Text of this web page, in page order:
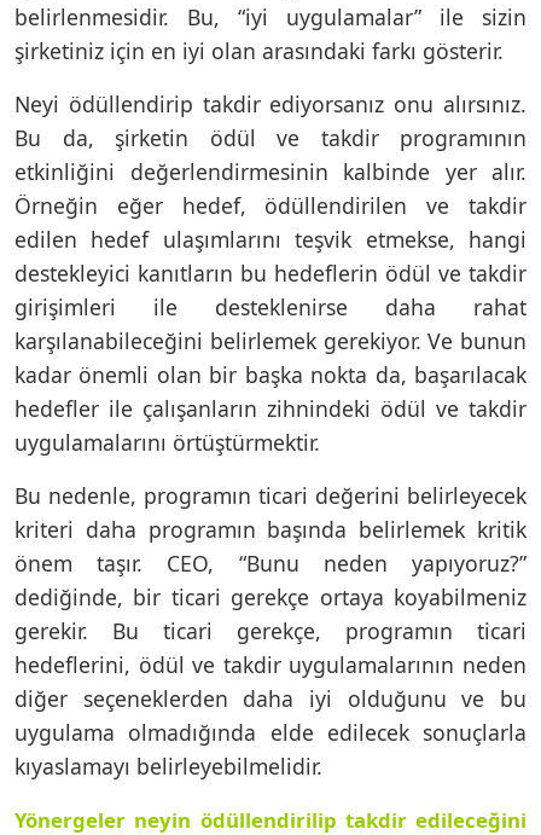
belirlenmesidir. Bu, “iyi uygulamalar” ile sizin
şirketiniz için en iyi olan arasındaki farkı gösterir.
Neyi ödüllendirip takdir ediyorsanız onu alırsınız.
Bu da, şirketin ödül ve takdir programının
etkinliğini değerlendirmesinin kalbinde yer alır.
Örneğin eğer hedef, ödüllendirilen ve takdir
edilen hedef ulaşımlarını teşvik etmekse, hangi
destekleyici kanıtların bu hedeflerin ödül ve takdir
girişimleri ile desteklenirse daha rahat
karşılanabileceğini belirlemek gerekiyor. Ve bunun
kadar önemli olan bir başka nokta da, başarılacak
hedefler ile çalışanların zihnindeki ödül ve takdir
uygulamalarını örtüştürmektir.
Bu nedenle, programın ticari değerini belirleyecek
kriteri daha programın başında belirlemek kritik
önem taşır. CEO, “Bunu neden yapıyoruz?”
dediğinde, bir ticari gerekçe ortaya koyabilmeniz
gerekir. Bu ticari gerekçe, programın ticari
hedeflerini, ödül ve takdir uygulamalarının neden
diğer seçeneklerden daha iyi olduğunu ve bu
uygulama olmadığında elde edilecek sonuçlarla
kıyaslamayı belirleyebilmelidir.
Yönergeler neyin ödüllendirilip takdir edileceğini